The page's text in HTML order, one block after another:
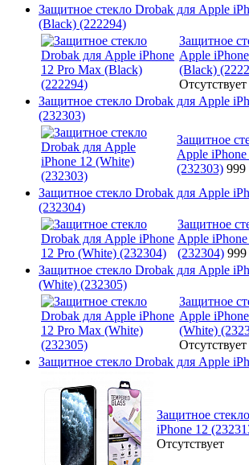
Защитное стекло Drobak для Apple
(Black) (222294)
Защитное
Apple
(Black)
Отсутствует
Защитное стекло Drobak для Apple
(232303)
Защитное
Apple
(232303) 999
Защитное стекло Drobak для Apple
(232304)
Защитное
Apple
(232304) 999
Защитное стекло Drobak для Apple
(White) (232305)
Защитное
Apple
(White)
Отсутствует
Защитное стекло Drobak для Apple
Защитное
iPhone 12
Отсутствует